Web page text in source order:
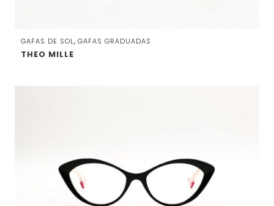
GAFAS DE SOL, GAFAS GRADUADAS
THEO MILLE